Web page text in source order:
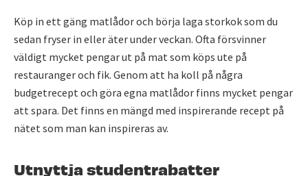
Köp in ett gäng matlådor och börja laga storkok som du
sedan fryser in eller äter under veckan. Ofta försvinner
väldigt mycket pengar ut på mat som köps ute på
restauranger och fik. Genom att ha koll på några
budgetrecept och göra egna matlådor finns mycket pengar
att spara. Det finns en mängd med inspirerande recept på
nätet som man kan inspireras av.
Utnyttja studentrabatter